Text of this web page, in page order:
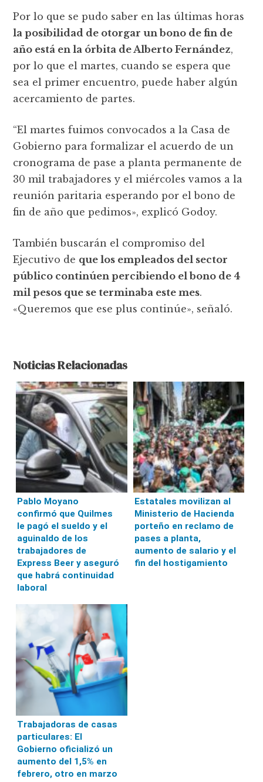
Por lo que se pudo saber en las últimas horas
la posibilidad de otorgar un bono de fin de
año está en la órbita de Alberto Fernández,
por lo que el martes, cuando se espera que
sea el primer encuentro, puede haber algún
acercamiento de partes.
“El martes fuimos convocados a la Casa de
Gobierno para formalizar el acuerdo de un
cronograma de pase a planta permanente de
30 mil trabajadores y el miércoles vamos a la
reunión paritaria esperando por el bono de
fin de año que pedimos», explicó Godoy.
También buscarán el compromiso del
Ejecutivo de que los empleados del sector
público continúen percibiendo el bono de 4
mil pesos que se terminaba este mes.
«Queremos que ese plus continúe», señaló.
Noticias Relacionadas
Pablo Moyano
confirmó que Quilmes
le pagó el sueldo y el
aguinaldo de los
trabajadores de
Express Beer y aseguró
que habrá continuidad
laboral
Estatales movilizan al
Ministerio de Hacienda
porteño en reclamo de
pases a planta,
aumento de salario y el
fin del hostigamiento
Trabajadoras de casas
particulares: El
Gobierno oficializó un
aumento del 1,5% en
febrero, otro en marzo